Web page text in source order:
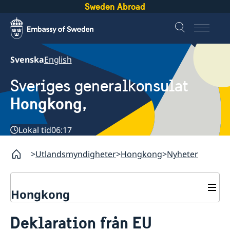
Sweden Abroad
SvenskaEnglish
Sveriges generalkonsulat
Hongkong,
Lokal tid06:17
Utlandsmyndigheter Hongkong Nyheter
Hongkong
Netikett för konton i sociala medier
Deklaration från EU